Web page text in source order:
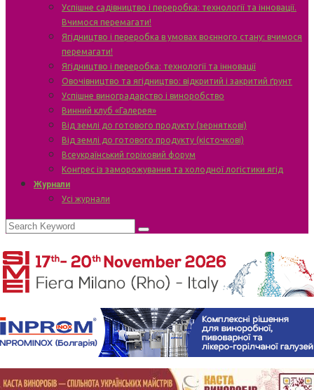
Успішне садівництво і переробка: технології та інновації.
Вчимося перемагати!
Ягідництво і переробка в умовах воєнного стану: вчимося
перемагати!
Ягідництво і переробка: технології та інновації
Овочівництво та ягідництво: відкритий і закритий ґрунт
Успішне виноградарство і виноробство
Винний клуб «Галерея»
Від землі до готового продукту (зерняткові)
Від землі до готового продукту (кісточкові)
Всеукраїнський горіховий форум
Конгрес із заморожування та холодної логістики ягід
Журнали
Усі журнали